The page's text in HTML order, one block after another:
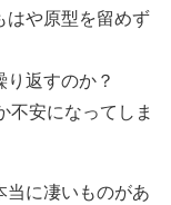
はや原型を留めず
り返すのか？
不安になってしま
当に凄いものがあ